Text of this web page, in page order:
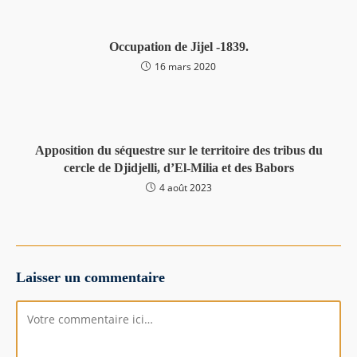
Occupation de Jijel -1839.
16 mars 2020
Apposition du séquestre sur le territoire des tribus du
cercle de Djidjelli, d’El-Milia et des Babors
4 août 2023
Laisser un commentaire
Comment